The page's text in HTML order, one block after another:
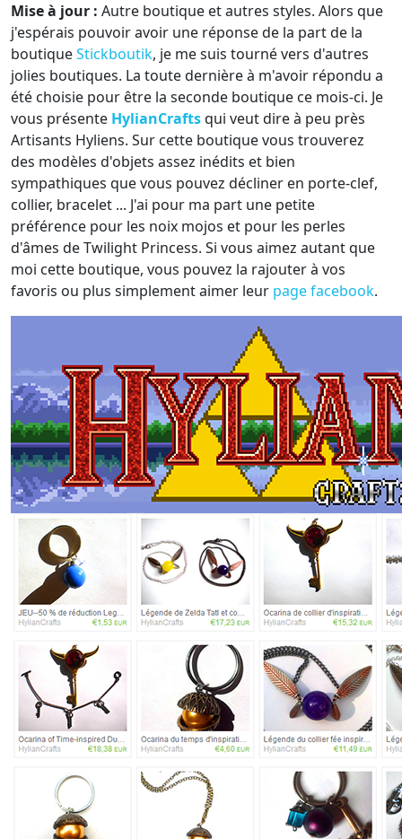
Mise à jour : Autre boutique et autres styles. Alors que
j'espérais pouvoir avoir une réponse de la part de la
boutiqueStickboutik, je me suis tourné vers d'autres
jolies boutiques. La toute dernière à m'avoir répondu a
été choisie pour être la seconde boutique ce mois-ci. Je
vous présente HylianCraftsqui veut dire à peu près
Artisants Hyliens. Sur cette boutique vous trouverez
des modèles d'objets assez inédits et bien
sympathiques que vous pouvez décliner en porte-clef,
collier, bracelet ... J'ai pour ma part une petite
préférence pour les noix mojos et pour les perles
d'âmes de Twilight Princess. Si vous aimez autant que
moi cette boutique, vous pouvez la rajouter à vos
favoris ou plus simplement aimer leur page facebook.